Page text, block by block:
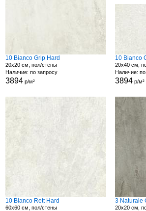
10 Bianco Grip Hard
20x20 см, пол/стены
Наличие: по запросу
3894р/м²
10 Bianco
20x40 см,
Наличие:
3894 р/м²
10 Bianco Rett Hard
60x60 см, пол/стены
3 Naturale
20x20 см,